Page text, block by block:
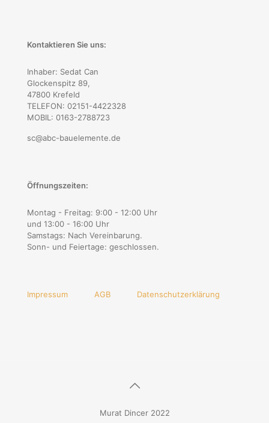
Kontaktieren Sie uns:
Inhaber: Sedat Can
Glockenspitz 89,
47800 Krefeld
TELEFON: 02151-4422328
MOBIL: 0163-2788723
sc@abc-bauelemente.de
Öffnungszeiten:
Montag - Freitag: 9:00 - 12:00 Uhr
und 13:00 - 16:00 Uhr
Samstags: Nach Vereinbarung.
Sonn- und Feiertage: geschlossen.
Impressum AGB Datenschutzerklärung
Murat Dincer 2022